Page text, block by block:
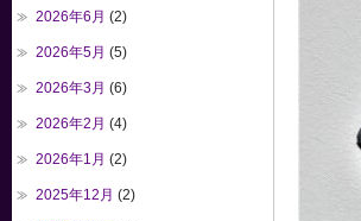
2026年6月 (2)
2026年5月 (5)
2026年3月 (6)
2026年2月 (4)
2026年1月 (2)
2025年12月 (2)